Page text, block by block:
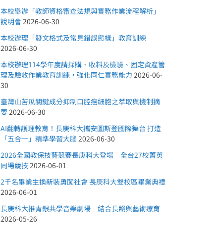
本校舉辦「教師資格審查法規與實務作業流程解析」
說明會2026-06-30
本校辦理「發文格式及常見錯誤態樣」教育訓練
2026-06-30
本校辦理114學年度請採購、收料及檢驗、固定資產管
理及驗收作業教育訓練，強化同仁實務能力 2026-06-
30
臺灣山苦瓜關鍵成分抑制口腔癌細胞之萃取與機制摘
要2026-06-30
AI翻轉護理教育！長庚科大攜安圖斯登國際舞台 打造
「五合一」精準學習大腦 2026-06-30
2026全國教保技藝競賽長庚科大登場 全台27校菁英
同場競技 2026-06-01
2千名畢業生換新裝勇闖社會 長庚科大雙校區畢業典禮
2026-06-01
長庚科大推青銀共學音樂劇場 結合長照與藝術療育
2026-05-26